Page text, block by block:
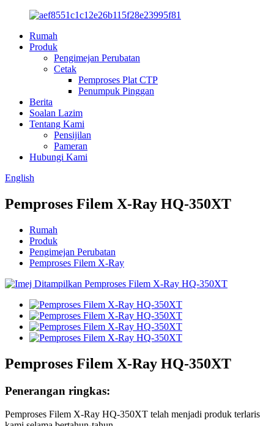
Rumah
Produk
Pengimejan Perubatan
Cetak
Pemproses Plat CTP
Penumpuk Pinggan
Berita
Soalan Lazim
Tentang Kami
Pensijilan
Pameran
Hubungi Kami
English
Pemproses Filem X-Ray HQ-350XT
Rumah
Produk
Pengimejan Perubatan
Pemproses Filem X-Ray
Pemproses Filem X-Ray HQ-350XT
Penerangan ringkas:
Pemproses Filem X-Ray HQ-350XT telah menjadi produk terlaris